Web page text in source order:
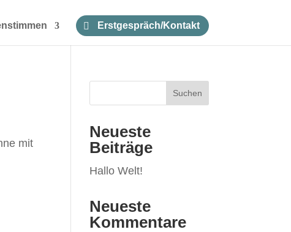
Erstgespräch/Kontakt
mit
Suchen
Neueste
Beiträge
Hallo Welt!
Neueste
Kommentare